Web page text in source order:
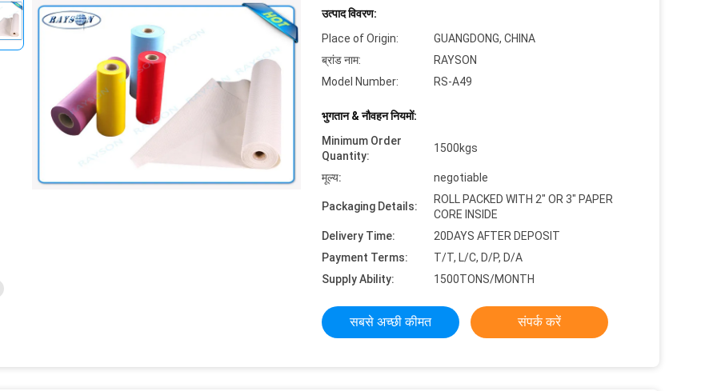
उत्पाद विवरण:
Place of Origin:
GUANGDONG, CHINA
ब्रांड नाम:
RAYSON
Model Number:
RS-A49
भुगतान & नौवहन नियमों:
Minimum Order
Quantity:
1500kgs
मूल्य: negotiable
Packaging Details:
ROLL PACKED WITH 2" OR 3" PAPER
CORE INSIDE
Delivery Time:
20DAYS AFTER DEPOSIT
Payment Terms:
T/T, L/C, D/P, D/A
Supply Ability:
1500TONS/MONTH
सबसे अच्छी कीमत संपर्क करें